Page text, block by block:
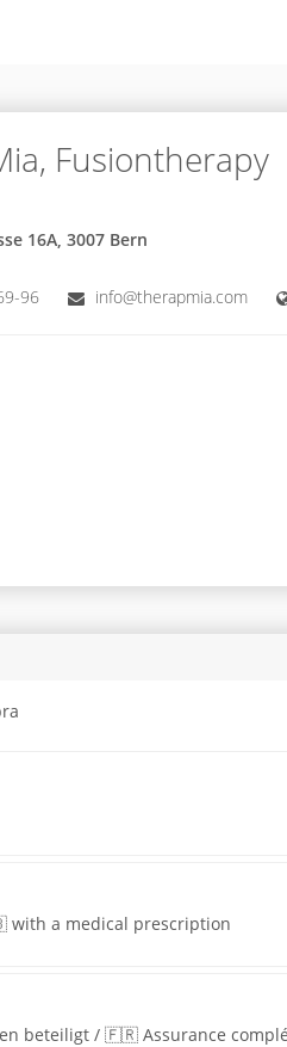
Fusiontherapy
16A, 3007 Bern
96 info@therapmia.com
a medical prescription
beteiligt / 🇫🇷 Assurance